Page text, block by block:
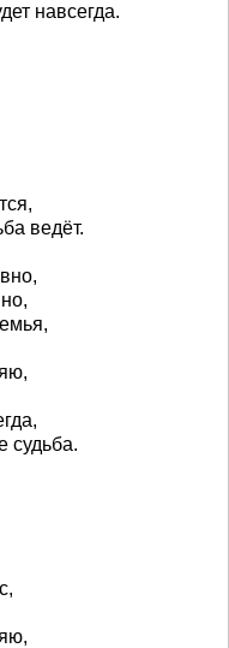
навсегда.
ведёт.
судьба.